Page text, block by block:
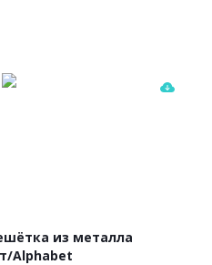
из металла
Alphabet